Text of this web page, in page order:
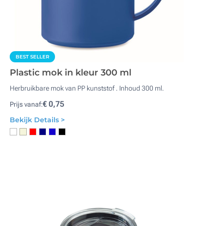
BEST SELLER
Plastic mok in kleur 300 ml
Herbruikbare mok van PP kunststof . Inhoud 300 ml.
Prijs vanaf:€ 0,75
Bekijk Details >